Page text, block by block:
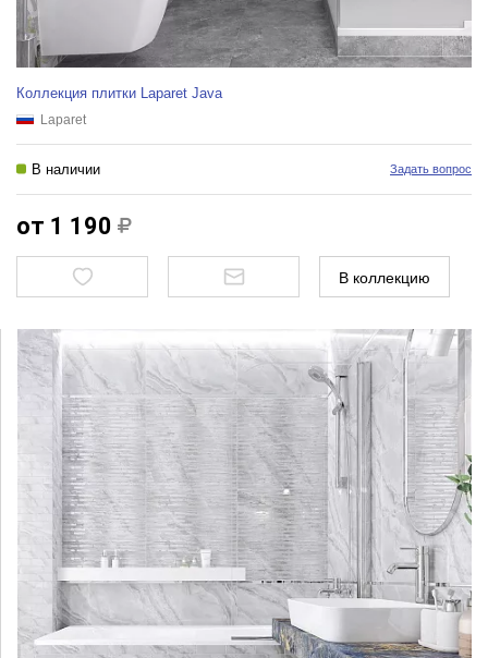
Коллекция плитки Laparet Java
Laparet
В наличии Задать вопрос
от 1 190
В коллекцию